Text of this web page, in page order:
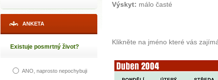
ANKETA
Existuje posmrtný život?
ANO, naprosto nepochybuji
Výskyt: málo časté
Klikněte na jméno které vás